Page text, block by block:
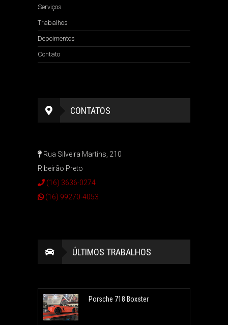
Serviços
Trabalhos
Depoimentos
Contato
CONTATOS
Rua Silveira Martins, 210
Ribeirão Preto
(16) 3636-0274
(16) 99270-4053
ÚLTIMOS TRABALHOS
Porsche 718 Boxster